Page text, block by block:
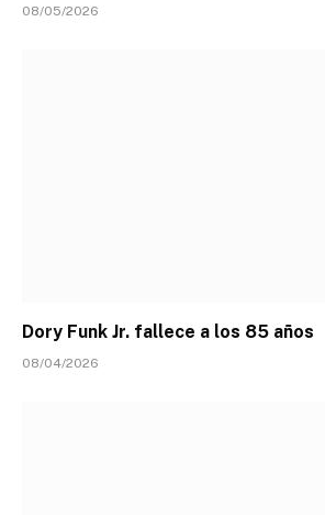
08/05/2026
Dory Funk Jr. fallece a los 85 años
08/04/2026